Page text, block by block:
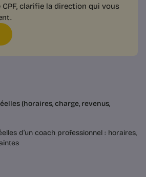
clarifie la direction qui vous
(horaires, charge, revenus,
d’un coach professionnel : horaires,